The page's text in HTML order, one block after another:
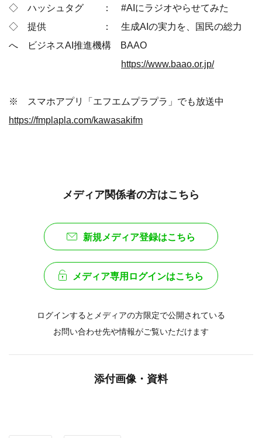
◇ ハッシュタグ ： #AIにラジオやらせてみた
◇ 提供 ： 生成AIの実力を、国民の総力
へ ビジネスAI推進機構 BAAO
https://www.baao.or.jp/
※ スマホアプリ「エフエムプラプラ」でも放送中
https://fmplapla.com/kawasakifm
メディア関係者の方はこちら
新規メディア登録はこちら
メディア専用ログインはこちら
ログインするとメディアの方限定で公開されている
お問い合わせ先や情報がご覧いただけます
添付画像・資料